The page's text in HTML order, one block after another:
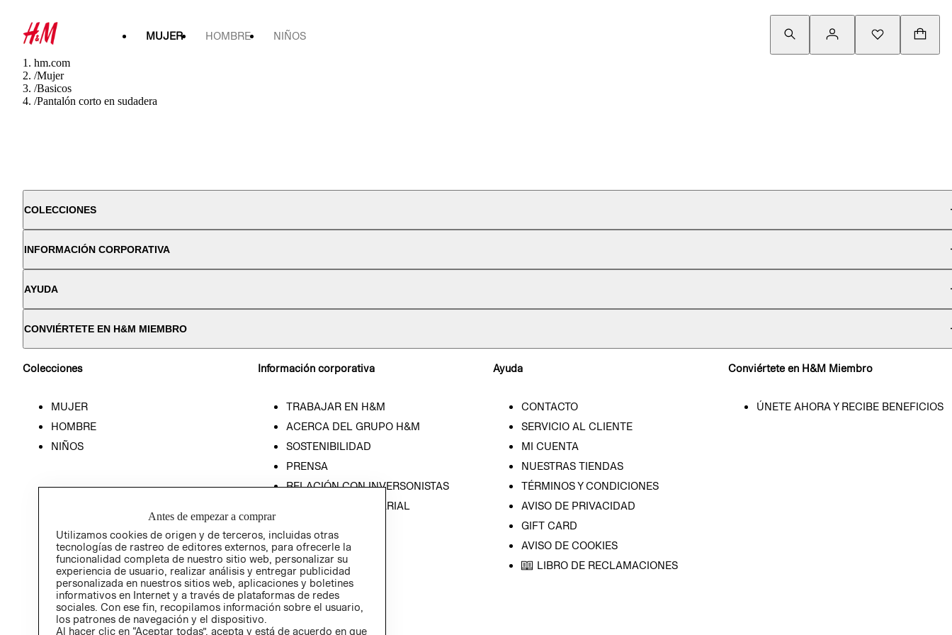
MUJER HOMBRE NIÑOS
hm.com
/Mujer
/Basicos
/Pantalón corto en sudadera
COLECCIONES
INFORMACIÓN CORPORATIVA
AYUDA
CONVIÉRTETE EN H&M MIEMBRO
Colecciones
MUJER
HOMBRE
NIÑOS
Información corporativa
TRABAJAR EN H&M
ACERCA DEL GRUPO H&M
SOSTENIBILIDAD
PRENSA
RELACIÓN CON INVERSONISTAS
POLÍTICA EMPRESARIAL
Ayuda
CONTACTO
SERVICIO AL CLIENTE
MI CUENTA
NUESTRAS TIENDAS
TÉRMINOS Y CONDICIONES
AVISO DE PRIVACIDAD
GIFT CARD
AVISO DE COOKIES
LIBRO DE RECLAMACIONES
Conviértete en H&M Miembro
ÚNETE AHORA Y RECIBE BENEFICIOS
Antes de empezar a comprar
Utilizamos cookies de origen y de terceros, incluidas otras
tecnologías de rastreo de editores externos, para ofrecerle la
funcionalidad completa de nuestro sitio web, personalizar su
experiencia de usuario, realizar análisis y entregar publicidad
personalizada en nuestros sitios web, aplicaciones y boletines
informativos en Internet y a través de plataformas de redes
sociales. Con ese fin, recopilamos información sobre el usuario,
los patrones de navegación y el dispositivo.
Al hacer clic en “Aceptar todas”, acepta y está de acuerdo en que